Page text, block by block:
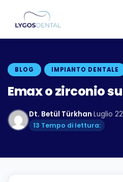
BLOG IMPIANTO DENTALE
Emax o zirconio
Dt. Betül Türkhan·Luglio
13 Tempo di lettura: